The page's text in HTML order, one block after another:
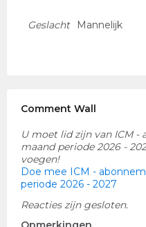
Geslacht Mannelijk
Comment Wall
U moet lid zijn van ICM -
maand periode 2026 -
voegen!
Doe mee ICM -
periode 2026 - 2027
Reacties zijn gesloten.